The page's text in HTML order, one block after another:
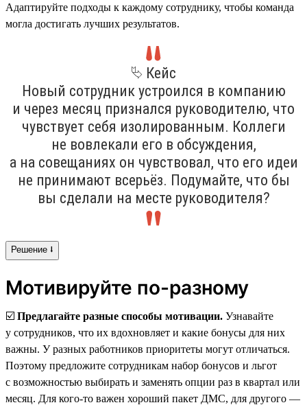
Адаптируйте подходы к каждому сотруднику, чтобы команда
могла достигать лучших результатов.
⮱ Кейс
Новый сотрудник устроился в компанию
и через месяц признался руководителю, что
чувствует себя изолированным. Коллеги
не вовлекали его в обсуждения,
а на совещаниях он чувствовал, что его идеи
не принимают всерьёз. Подумайте, что бы
вы сделали на месте руководителя?
Решение ⭣
Мотивируйте по-разному
☑️ Предлагайте разные способы мотивации. Узнавайте
у сотрудников, что их вдохновляет и какие бонусы для них
важны. У разных работников приоритеты могут отличаться.
Поэтому предложите сотрудникам набор бонусов и льгот
с возможностью выбирать и заменять опции раз в квартал или
месяц. Для кого-то важен хороший пакет ДМС, для другого —